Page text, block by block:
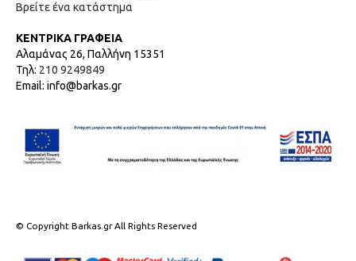
Βρείτε ένα κατάστημα
ΚΕΝΤΡΙΚΑ ΓΡΑΦΕΙΑ
Αλαμάνας 26, Παλλήνη 15351
Τηλ: 210 9249849
Email: info@barkas.gr
© Copyright Barkas.gr All Rights Reserved